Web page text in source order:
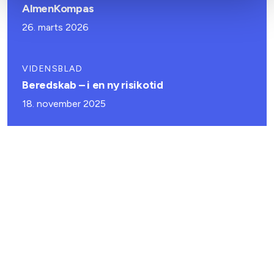
AlmenKompas
26. marts 2026
VIDENSBLAD
Beredskab – i en ny risikotid
18. november 2025